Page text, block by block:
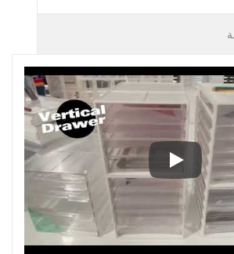
منظم أدراج المكتب بأسلوب أفقي